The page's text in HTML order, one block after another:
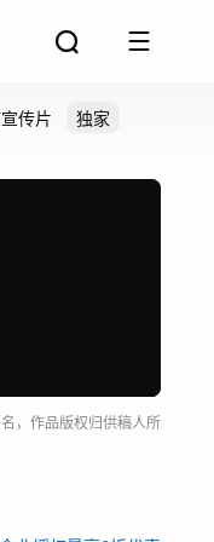
传片
独家
，作品版权归供稿人所